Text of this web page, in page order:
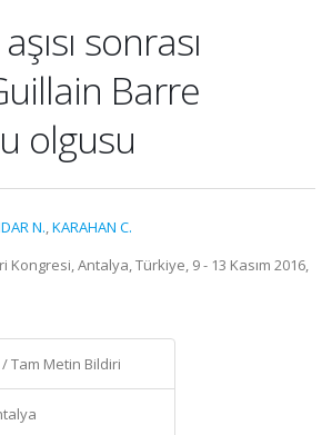
sonrası
Barre
olgusu
N.,KARAHAN C.
Kongresi, Antalya, Türkiye, 9 - 13 Kasım 2016,
Tam Metin Bildiri